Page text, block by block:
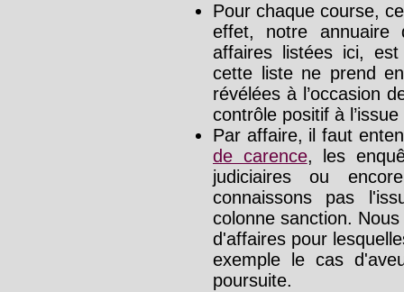
Pour chaque course,
effet, notre annuaire
affaires listées ici,
cette liste ne prend
révélées à l’occasion
contrôle positif à
Par affaire, il faut
de carence, les
judiciaires ou
connaissons pas
colonne sanction.
d'affaires pour
exemple le cas
poursuite.